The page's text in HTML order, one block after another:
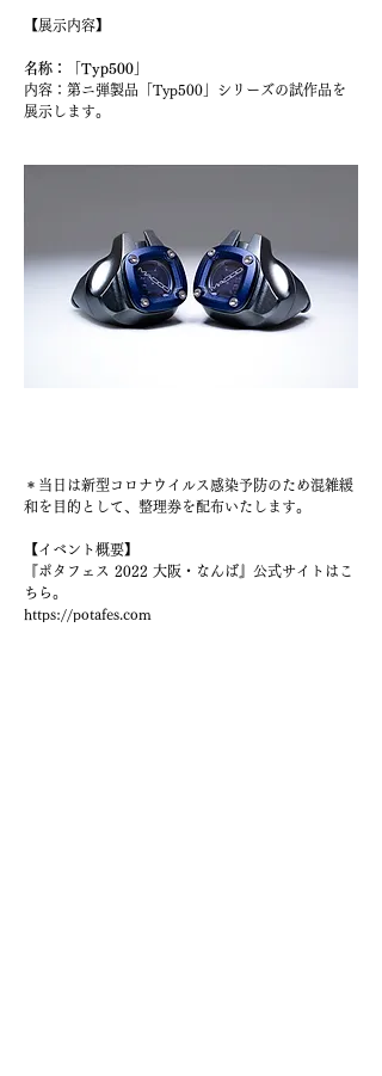
【展示内容】
名称：「Typ500」
内容：第ニ弾製品「Typ500」シリーズの試作品を
展示します。
＊当日は新型コロナウイルス感染予防のため混雑緩
和を目的として、整理券を配布いたします。
【イベント概要】
『ポタフェス 2022 大阪・なんば』公式サイトはこ
ちら。
https://potafes.com